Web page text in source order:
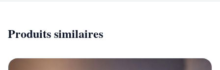
Produits similaires